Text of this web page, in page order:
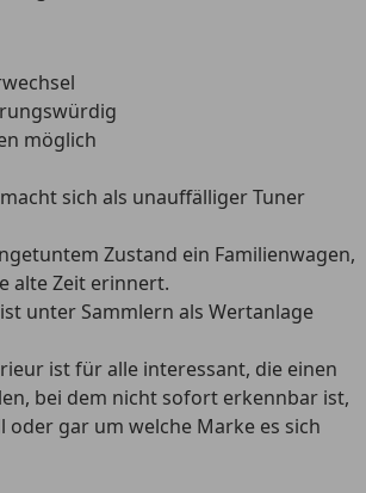
möglich
sich als unauffälliger Tuner
Zustand ein Familienwagen,
alte Zeit erinnert.
unter Sammlern als Wertanlage
ist für alle interessant, die einen
bei dem nicht sofort erkennbar ist,
oder gar um welche Marke es sich